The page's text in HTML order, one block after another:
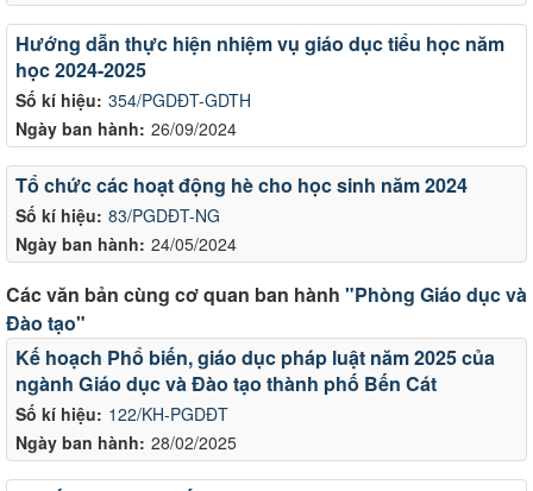
Số kí hiệu: 354/PGDĐT-GDTH
Ngày ban hành: 26/09/2024
Hướng dẫn thực hiện nhiệm vụ giáo dục tiểu học năm
học 2024-2025
Số kí hiệu: 83/PGDĐT-NG
Ngày ban hành: 24/05/2024
Tổ chức các hoạt động hè cho học sinh năm 2024
Các văn bản cùng cơ quan ban hành "Phòng Giáo dục và
Đào tạo"
Số kí hiệu: 122/KH-PGDĐT
Ngày ban hành: 28/02/2025
Kế hoạch Phổ biến, giáo dục pháp luật năm 2025 của
ngành Giáo dục và Đào tạo thành phố Bến Cát